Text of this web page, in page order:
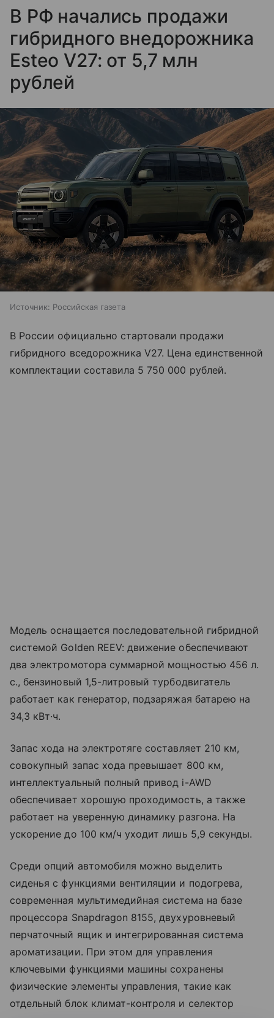
В РФ начались продажи
гибридного внедорожника
Esteo V27: от 5,7 млн
рублей
Источник: Российская газета
В России официально стартовали продажи
гибридного вседорожника V27. Цена единственной
комплектации составила 5 750 000 рублей.
Модель оснащается последовательной гибридной
системой Golden REEV: движение обеспечивают
два электромотора суммарной мощностью 456 л.
с., бензиновый 1,5-литровый турбодвигатель
работает как генератор, подзаряжая батарею на
34,3 кВт·ч.
Запас хода на электротяге составляет 210 км,
совокупный запас хода превышает 800 км,
интеллектуальный полный привод i-AWD
обеспечивает хорошую проходимость, а также
работает на уверенную динамику разгона. На
ускорение до 100 км/ч уходит лишь 5,9 секунды.
Среди опций автомобиля можно выделить
сиденья с функциями вентиляции и подогрева,
современная мультимедийная система на базе
процессора Snapdragon 8155, двухуровневый
перчаточный ящик и интегрированная система
ароматизации. При этом для управления
ключевыми функциями машины сохранены
физические элементы управления, такие как
отдельный блок климат-контроля и селектор